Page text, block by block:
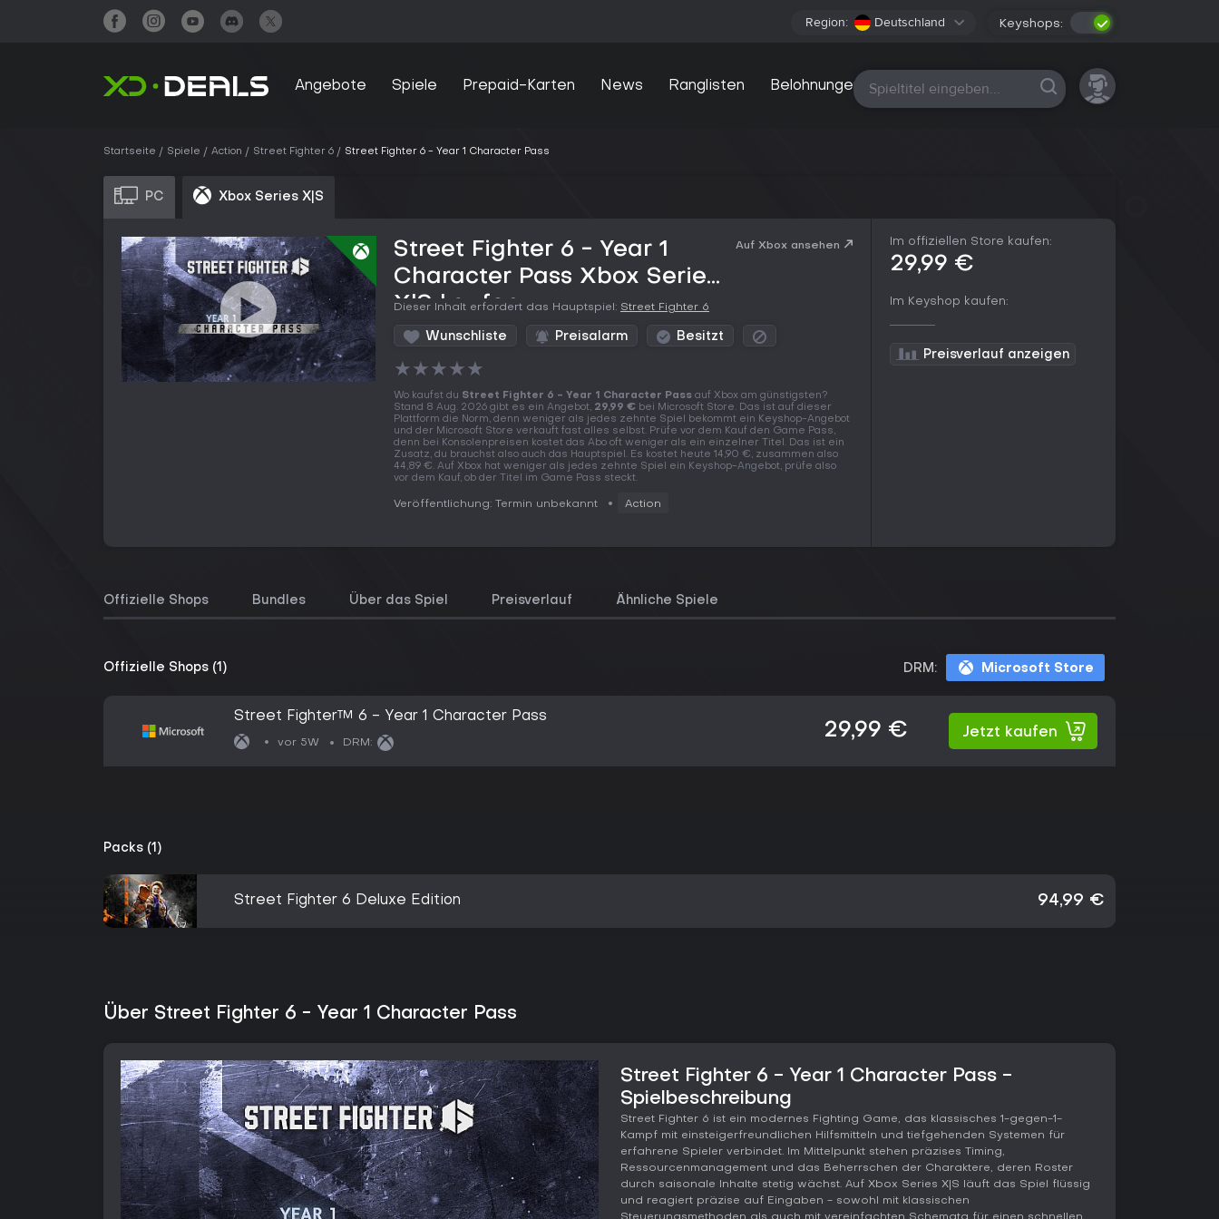
Region: Deutschland Keyshops:
Angebote Spiele Prepaid-Karten News Ranglisten Belohnungen Alle Plattformen
Startseite Spiele Action Street Fighter 6 Street Fighter 6 - Year 1 Character Pass
PC Xbox Series X|S
Street Fighter 6 - Year 1
Character Pass Xbox Series
X|S kaufen
Auf Xbox ansehen
Dieser Inhalt erfordert das Hauptspiel: Street Fighter 6
Wunschliste Preisalarm Besitzt
★★★★★
Wo kaufst du Street Fighter 6 - Year 1 Character Pass auf Xbox am günstigsten?
Stand 8 Aug. 2026 gibt es ein Angebot, 29,99 € bei Microsoft Store. Das ist auf dieser
Plattform die Norm, denn weniger als jedes zehnte Spiel bekommt ein Keyshop-Angebot
und der Microsoft Store verkauft fast alles selbst. Prüfe vor dem Kauf den Game Pass,
denn bei Konsolenpreisen kostet das Abo oft weniger als ein einzelner Titel. Das ist ein
Zusatz, du brauchst also auch das Hauptspiel. Es kostet heute 14,90 €, zusammen also
44,89 €. Auf Xbox hat weniger als jedes zehnte Spiel ein Keyshop-Angebot, prüfe also
vor dem Kauf, ob der Titel im Game Pass steckt.
Veröffentlichung: Termin unbekannt Action
Im offiziellen Store kaufen:
29,99 €
Im Keyshop kaufen:
Preisverlauf anzeigen
Offizielle Shops Bundles Über das Spiel Preisverlauf Ähnliche Spiele
Offizielle Shops (1) DRM: Microsoft Store
Street Fighter™ 6 - Year 1 Character Pass
vor 5W DRM:
29,99 € Jetzt kaufen
Packs (1)
Street Fighter 6 Deluxe Edition 94,99 €
Über Street Fighter 6 - Year 1 Character Pass
Street Fighter 6 - Year 1 Character Pass -
Spielbeschreibung
Street Fighter 6 ist ein modernes Fighting Game, das klassisches 1-gegen-1-
Kampf mit einsteigerfreundlichen Hilfsmitteln und tiefgehenden Systemen für
erfahrene Spieler verbindet. Im Mittelpunkt stehen präzises Timing,
Ressourcenmanagement und das Beherrschen der Charaktere, deren Roster
durch saisonale Inhalte stetig wächst. Auf Xbox Series X|S läuft das Spiel flüssig
und reagiert präzise auf Eingaben - sowohl mit klassischen